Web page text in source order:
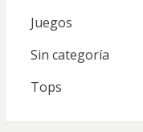
Juegos
Sin categoría
Tops